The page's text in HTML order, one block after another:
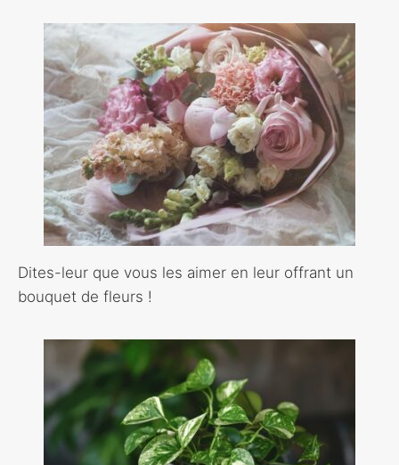
Dites-leur que vous les aimer en leur offrant un
bouquet de fleurs !